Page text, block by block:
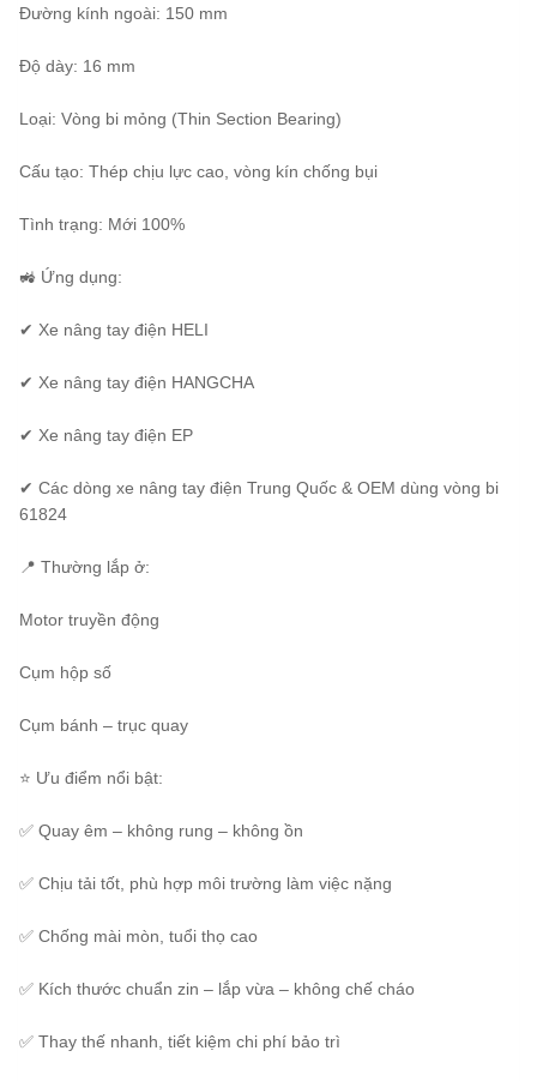
Đường kính ngoài: 150 mm
Độ dày: 16 mm
Loại: Vòng bi mỏng (Thin Section Bearing)
Cấu tạo: Thép chịu lực cao, vòng kín chống bụi
Tình trạng: Mới 100%
🚜 Ứng dụng:
✔ Xe nâng tay điện HELI
✔ Xe nâng tay điện HANGCHA
✔ Xe nâng tay điện EP
✔ Các dòng xe nâng tay điện Trung Quốc & OEM dùng vòng bi
61824
📍 Thường lắp ở:
Motor truyền động
Cụm hộp số
Cụm bánh – trục quay
⭐ Ưu điểm nổi bật:
✅ Quay êm – không rung – không ồn
✅ Chịu tải tốt, phù hợp môi trường làm việc nặng
✅ Chống mài mòn, tuổi thọ cao
✅ Kích thước chuẩn zin – lắp vừa – không chế cháo
✅ Thay thế nhanh, tiết kiệm chi phí bảo trì